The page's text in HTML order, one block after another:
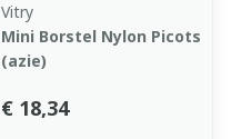
Vitry
Mini Borstel Nylon Picots
(azie)
€ 18,34